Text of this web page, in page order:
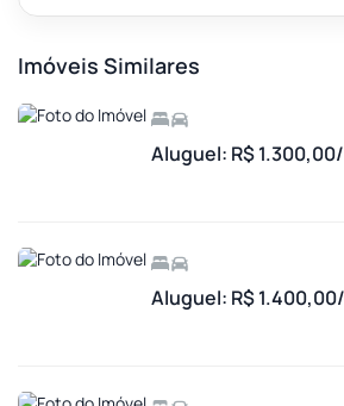
Imóveis Similares
Aluguel: R$
Aluguel: R$